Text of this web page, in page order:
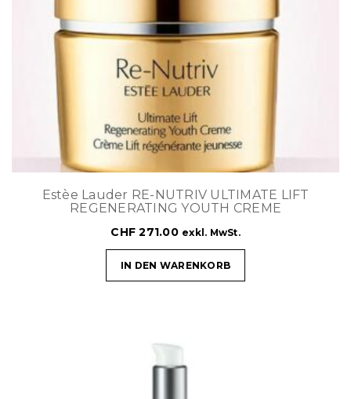
Estèe Lauder RE-NUTRIV ULTIMATE LIFT
REGENERATING YOUTH CREME
CHF 271.00 exkl. MwSt.
IN DEN WARENKORB